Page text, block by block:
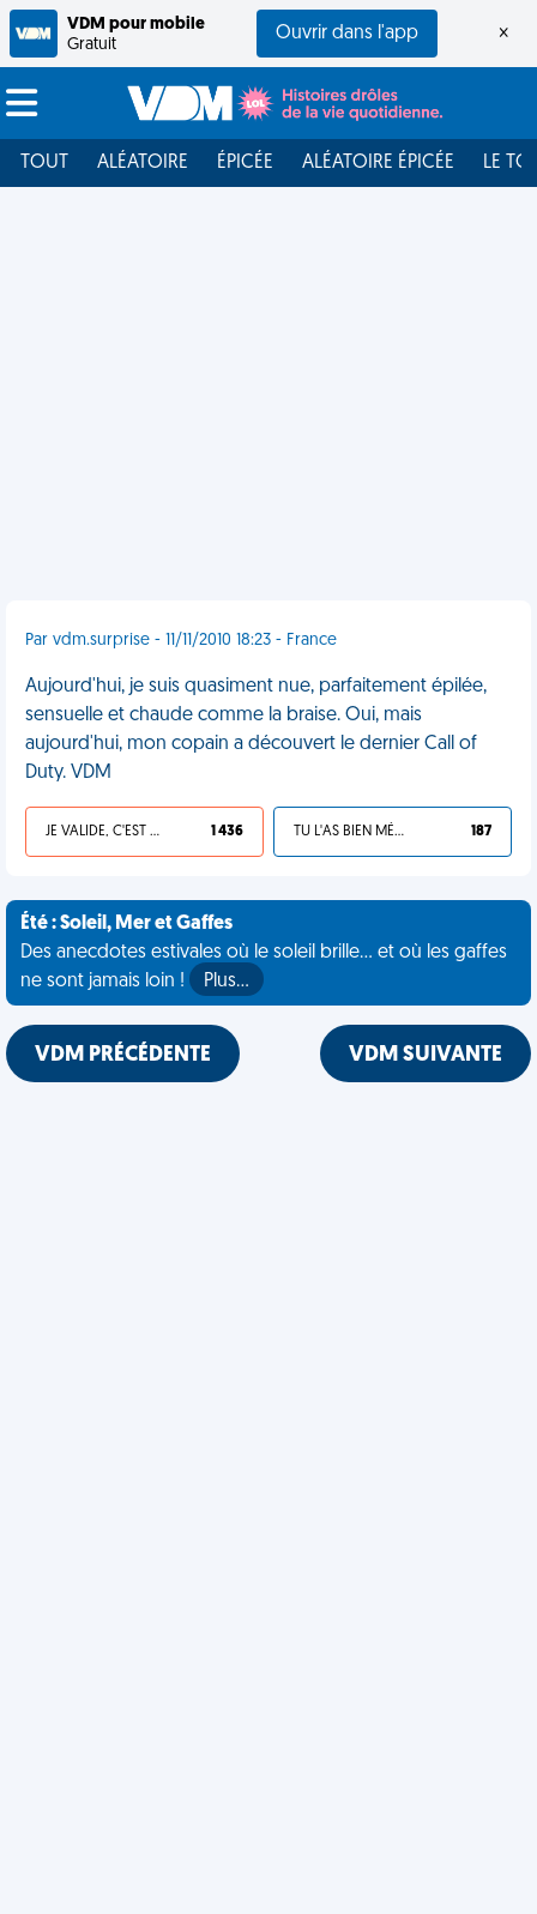
VDM pour mobile
Gratuit
Ouvrir dans l'app ×
TOUT ALÉATOIRE ÉPICÉE ALÉATOIRE ÉPICÉE LE
Par vdm.surprise - 11/11/2010 18:23 - France
Aujourd'hui, je suis quasiment nue, parfaitement épilée,
sensuelle et chaude comme la braise. Oui, mais
aujourd'hui, mon copain a découvert le dernier Call of
Duty. VDM
JE VALIDE, C'EST UNE VDM 1 436 TU L'AS BIEN MÉRITÉ 187
Été : Soleil, Mer et Gaffes
Des anecdotes estivales où le soleil brille... et où les gaffes
ne sont jamais loin !
Plus…
VDM PRÉCÉDENTE VDM SUIVANTE